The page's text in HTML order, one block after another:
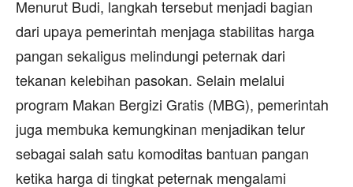
Menurut Budi, langkah tersebut menjadi bagian
dari upaya pemerintah menjaga stabilitas harga
pangan sekaligus melindungi peternak dari
tekanan kelebihan pasokan. Selain melalui
program Makan Bergizi Gratis (MBG), pemerintah
juga membuka kemungkinan menjadikan telur
sebagai salah satu komoditas bantuan pangan
ketika harga di tingkat peternak mengalami